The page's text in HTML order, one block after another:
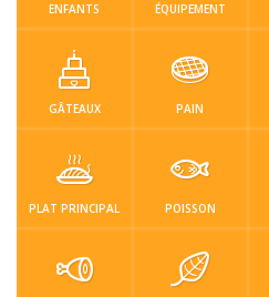
Nous contacter
Connexion / Inscription
ENFANTS ÉQUIPEMENT
GÂTEAUX PAIN
PLAT PRINCIPAL POISSON